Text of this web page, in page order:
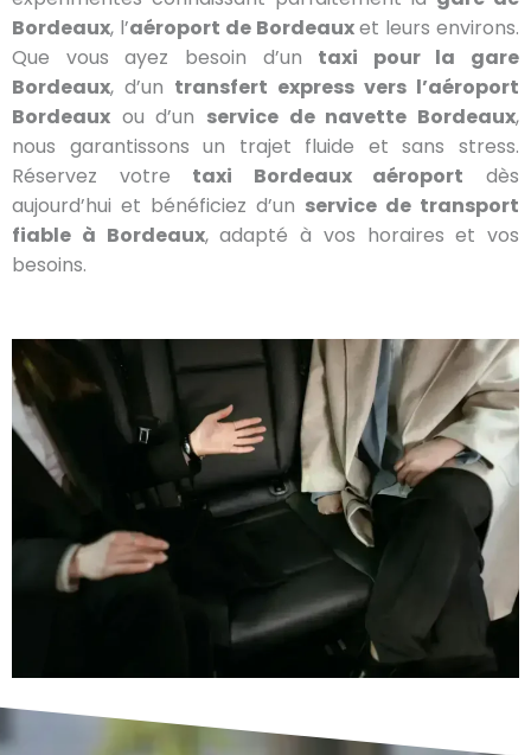
Bordeaux, l’aéroport de Bordeauxet leurs environs.
Que vous ayez besoin d’un taxi pour la gare
Bordeaux, d’un transfert express vers l’aéroport
Bordeaux ou d’un service de navette Bordeaux,
nous garantissons un trajet fluide et sans stress.
Réservez votre taxi Bordeaux aéroport dès
aujourd’hui et bénéficiez d’un service de transport
fiable à Bordeaux, adapté à vos horaires et vos
besoins.